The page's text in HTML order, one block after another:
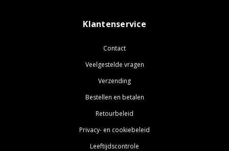
Klantenservice
Contact
Veelgestelde vragen
Verzending
Bestellen en betalen
Retourbeleid
Privacy- en cookiebeleid
Leeftijdscontrole